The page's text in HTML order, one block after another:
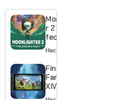
Moonlighte
r 2 ya tiene
fecha y
puedes
quedarte
gratis con
el primero
Hace 21 horas
Final
Fantasy
XIV llega a
Switch 2 y